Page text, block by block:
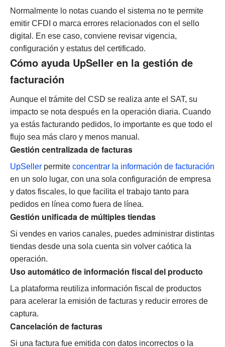
Normalmente lo notas cuando el sistema no te permite
emitir CFDI o marca errores relacionados con el sello
digital. En ese caso, conviene revisar vigencia,
configuración y estatus del certificado.
Cómo ayuda UpSeller en la gestión de
facturación
Aunque el trámite del CSD se realiza ante el SAT, su
impacto se nota después en la operación diaria. Cuando
ya estás facturando pedidos, lo importante es que todo el
flujo sea más claro y menos manual.
Gestión centralizada de facturas
UpSeller permite concentrar la información de facturación
en un solo lugar, con una sola configuración de empresa
y datos fiscales, lo que facilita el trabajo tanto para
pedidos en línea como fuera de línea.
Gestión unificada de múltiples tiendas
Si vendes en varios canales, puedes administrar distintas
tiendas desde una sola cuenta sin volver caótica la
operación.
Uso automático de información fiscal del producto
La plataforma reutiliza información fiscal de productos
para acelerar la emisión de facturas y reducir errores de
captura.
Cancelación de facturas
Si una factura fue emitida con datos incorrectos o la